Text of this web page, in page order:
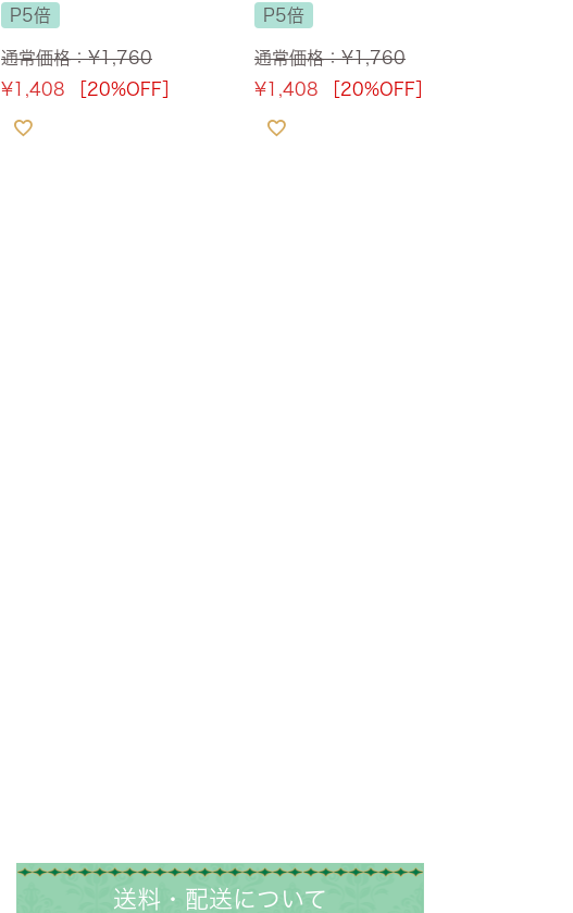
P5倍
通常価格：¥1,760
¥1,408 ［20%OFF］
P5倍
通常価格：¥1,760
¥1,408 ［20%OFF］
送料・配送について